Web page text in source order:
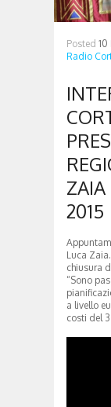
Posted 10
Radio
ZAIA
2015
Luca
chiusura
“Sono
a livello
costi del